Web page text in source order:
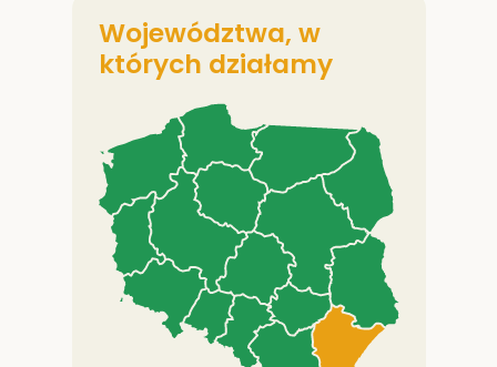
Województwa, w
których działamy